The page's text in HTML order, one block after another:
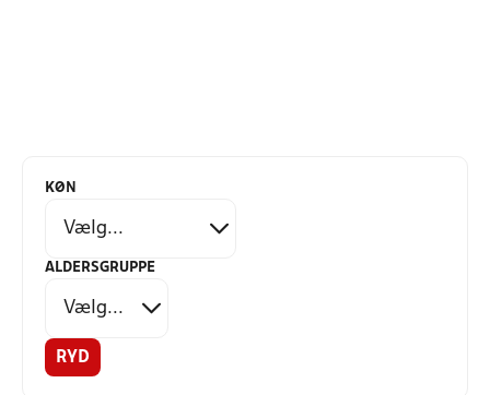
KØN
ALDERSGRUPPE
RYD